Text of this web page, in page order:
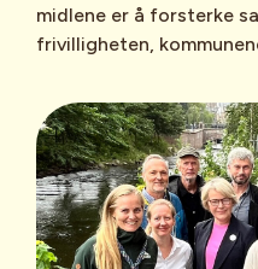
midlene er å forsterke
frivilligheten,